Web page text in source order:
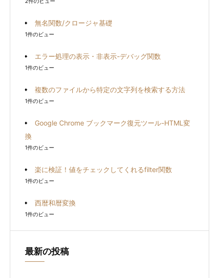
無名関数/クロージャ基礎
1件のビュー
エラー処理の表示・非表示-デバッグ関数
1件のビュー
複数のファイルから特定の文字列を検索する方法
1件のビュー
Google Chrome ブックマーク復元ツール-HTML変
換
1件のビュー
楽に検証！値をチェックしてくれるfilter関数
1件のビュー
西暦和暦変換
1件のビュー
最新の投稿